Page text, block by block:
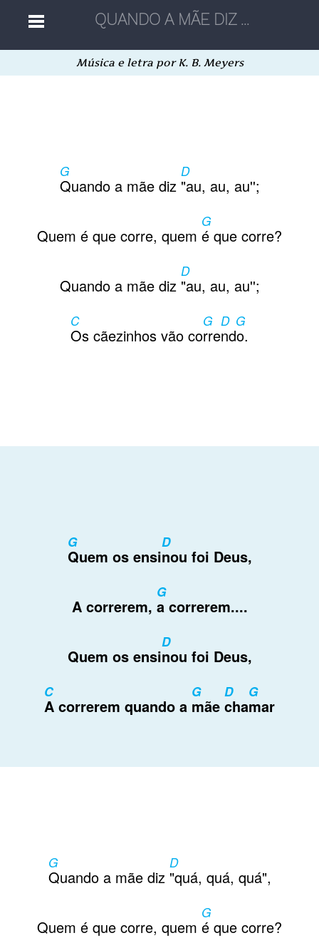
Home
Autores
Separatas
Aleatória
Contactos
Música e letra por K. B. Meyers
G
Quando a mãe diz
D
"au, au, au'';
Quem é que corre, quem
G
é que corre?
Quando a mãe diz
D
"au, au, au'';
C
Os cãezinhos vão co
G
rre
D G
ndo.
G
Quem os ensi
D
nou foi Deus,
A correrem,
G
a correrem....
Quem os ensi
D
nou foi Deus,
C
A correrem quando a
G
mãe
D
cha
G
mar
G
Quando a mãe diz
D
"quá, quá, quá",
Quem é que corre, quem
G
é que corre?